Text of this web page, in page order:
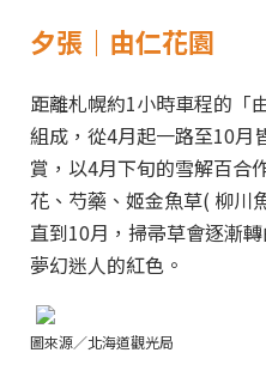
夕張｜由仁花園
距離札幌約1小時車程的「
組成，從4月起一路至10月
賞，以4月下旬的雪解百合
花、芍藥、姬金魚草( 柳川
直到10月，掃帚草會逐漸
夢幻迷人的紅色。
圖來源／北海道觀光局